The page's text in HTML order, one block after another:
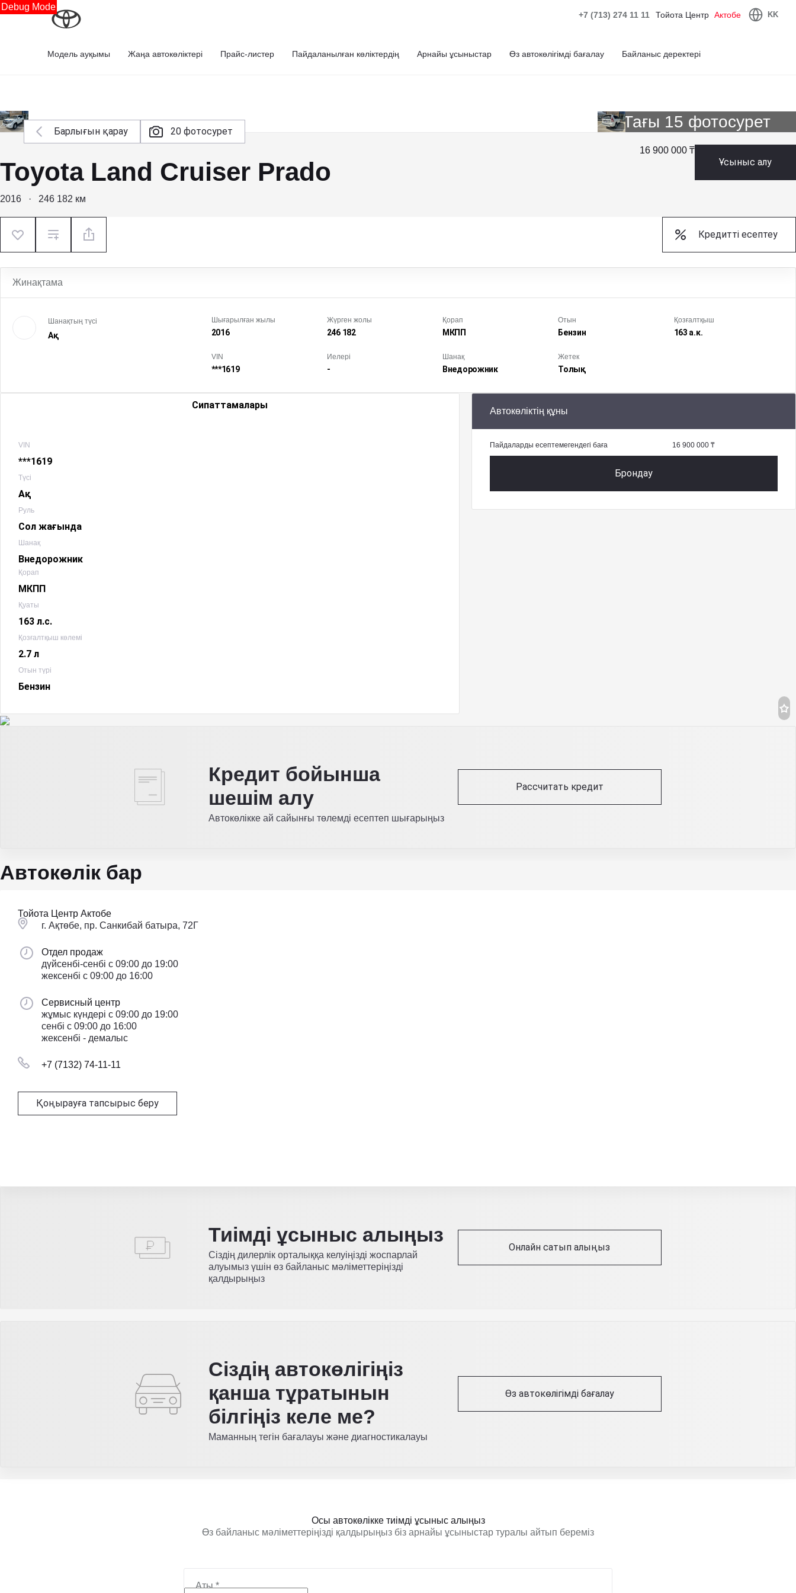
Debug Mode
+7 (713) 274 11 11 Тойота Центр Актобе KK
Модель ауқымы Жаңа автокөліктері Прайс-листер Пайдаланылған көліктердің Арнайы ұсыныстар Өз автокөлігімді бағалау Байланыс деректері
Барлығын қарау 20 фотосурет
Тағы 15 фотосурет
Toyota Land Cruiser Prado
16 900 000 ₸
2016 · 246 182 км
Ұсыныс алу
Кредитті есептеу
Жинақтама
Шанақтың түсі
Ақ
Шығарылған жылы
2016
Жүрген жолы
246 182
Қорап
МКПП
Отын
Бензин
Қозғалтқыш
163 а.к.
VIN
***1619
Иелері
-
Шанақ
Внедорож­ник
Жетек
Толық
Сипаттамалары
VIN
***1619
Түсі
Ақ
Руль
Сол жағында
Шанақ
Внедорожник
Қорап
МКПП
Қуаты
163 л.с.
Қозғалтқыш көлемі
2.7 л
Отын түрі
Бензин
Автокөліктің құны
Пайдаларды есептемегендегі баға 16 900 000 ₸
Брондау
Кредит бойынша
шешім алу
Автокөлікке ай сайынғы төлемді есептеп шығарыңыз
Рассчитать кредит
Автокөлік бар
Тойота Центр Актобе
г. Ақтөбе, пр. Санкибай батыра, 72Г
Отдел продаж
дүйсенбі-сенбі с 09:00 до 19:00
жексенбі с 09:00 до 16:00
Сервисный центр
жұмыс күндері с 09:00 до 19:00
сенбі с 09:00 до 16:00
жексенбі - демалыс
+7 (7132) 74-11-11
Қоңырауға тапсырыс беру
Тиімді ұсыныс алыңыз
Сіздің дилерлік орталыққа келуіңізді жоспарлай
алуымыз үшін өз байланыс мәліметтеріңізді
қалдырыңыз
Онлайн сатып алыңыз
Сіздің автокөлігіңіз
қанша тұратынын
білгіңіз келе ме?
Маманның тегін бағалауы және диагностикалауы
Өз автокөлігімді бағалау
Осы автокөлікке тиімді ұсыныс алыңыз
Өз байланыс мәліметтеріңізді қалдырыңыз біз арнайы ұсыныстар туралы айтып береміз
Аты*